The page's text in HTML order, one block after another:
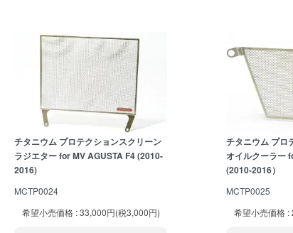
チタニウム プロテクションスクリーン
ラジエター for MV AGUSTA F4 (2010-
2016)
MCTP0024
希望小売価格 : 33,000円(税3,000円)
チタニウム プロ
オイルクーラー
(2010-2016）
MCTP0025
希望小売価格